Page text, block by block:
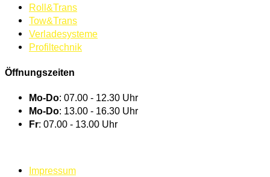
Roll&Trans
Tow&Trans
Verladesysteme
Profiltechnik
Öffnungszeiten
Mo-Do: 07.00 - 12.30 Uhr
Mo-Do: 13.00 - 16.30 Uhr
Fr: 07.00 - 13.00 Uhr
Impressum